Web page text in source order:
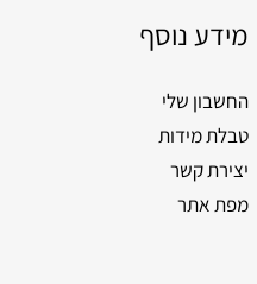
מידע נוסף
החשבון שלי
טבלת מידות
יצירת קשר
מפת אתר